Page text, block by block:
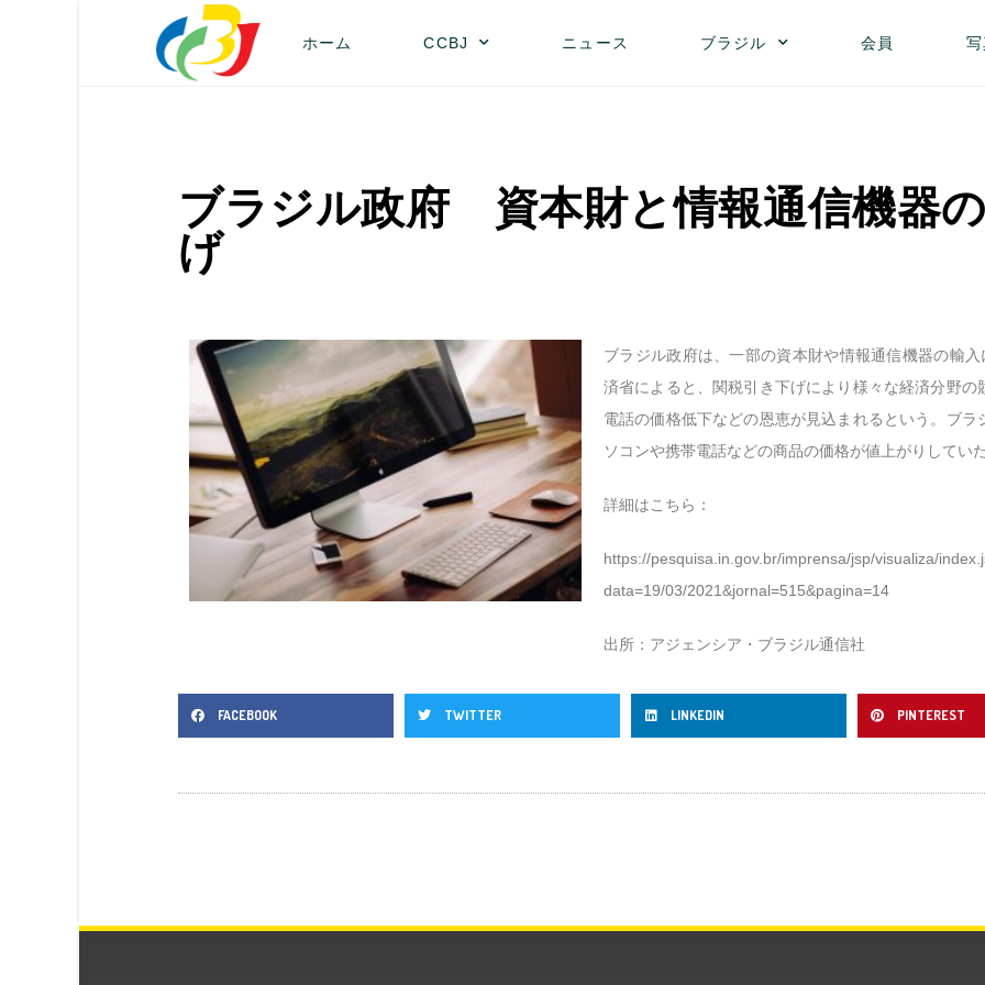
ホーム CCBJ ニュース ブラジル 会員
ブラジル政府 資本財と情報通信機器
げ
ブラジル政府は、一部の資本財や情報通信機器の輸
済省によると、関税引き下げにより様々な経済分野
電話の価格低下などの恩恵が見込まれるという。ブ
ソコンや携帯電話などの商品の価格が値上がりしていた
詳細はこちら：
https://pesquisa.in.gov.br/imprensa/jsp/visualiza/
data=19/03/2021&jornal=515&pagina=14
出所：アジェンシア・ブラジル通信社
FACEBOOK TWITTER LINKEDIN PINTEREST